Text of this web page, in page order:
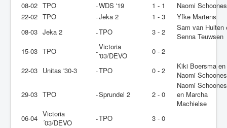
08-02 TPO -WDS '19 1 - 1
Naomi
22-02 TPO -Jeka 2 1 - 3
Yfke Martens
08-03 Jeka 2 -TPO 3 - 2
Sam van Hulten
Senna Teuwsen
15-03 TPO -
Victoria
'03/DEVO
0 - 2
22-03 Unitas '30-3 -TPO 0 - 2
Kiki Boersma en
Naomi
29-03 TPO -Sprundel 2 2 - 0
Naomi Schoones
en Marcha
Machielse
06-04 Victoria
´03/DEVO
-TPO
3 - 0